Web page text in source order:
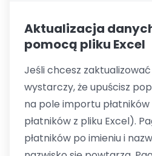
Aktualizacja
pomocą pliku Excel
Jeśli chcesz
wystarczy, że upuścisz
na pole importu
płatników z pliku Excel).
płatników po imieniu i